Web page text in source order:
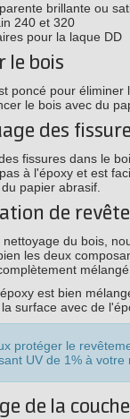
brillante ou
240 et 320
pour la laque DD
le bois
poncé pour
le bois avec du
des
fissures dans le
à l'époxy et est
papier abrasif.
de
du bois,
les deux
mélangé.
est bien
surface avec de
protéger le
UV de 1% à votre
de la